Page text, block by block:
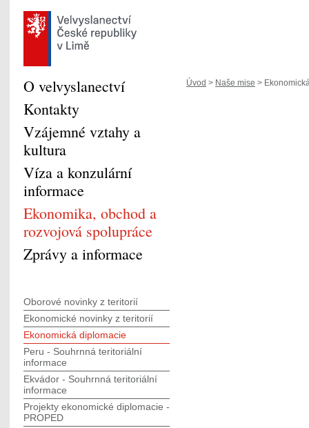
Úvod > Naše mise >
O velvyslanectví
Kontakty
Vzájemné vztahy a
kultura
Víza a konzulární
informace
Ekonomika, obchod a
rozvojová spolupráce
Zprávy a informace
Oborové novinky z teritorií
Ekonomické novinky z teritorií
Ekonomická diplomacie
Peru - Souhrnná teritoriální
informace
Ekvádor - Souhrnná teritoriální
informace
Projekty ekonomické diplomacie -
PROPED